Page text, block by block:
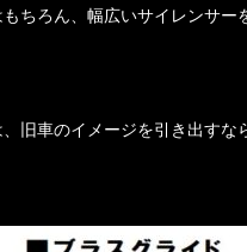
ちろん、幅広いサイレンサ
、旧車のイメージを引き出す